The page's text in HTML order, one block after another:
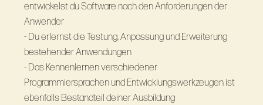
entwickelst du Software nach den Anforderungen der
Anwender
- Du erlernst die Testung, Anpassung und Erweiterung
bestehender Anwendungen
- Das Kennenlernen verschiedener
Programmiersprachen und Entwicklungswerkzeugen ist
ebenfalls Bestandteil deiner Ausbildung